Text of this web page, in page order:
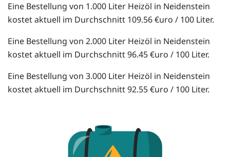
Eine Bestellung von 1.000 Liter Heizöl in Neidenstein
kostet aktuell im Durchschnitt 109.56 €uro / 100 Liter.
Eine Bestellung von 2.000 Liter Heizöl in Neidenstein
kostet aktuell im Durchschnitt 96.45 €uro / 100 Liter.
Eine Bestellung von 3.000 Liter Heizöl in Neidenstein
kostet aktuell im Durchschnitt 92.55 €uro / 100 Liter.